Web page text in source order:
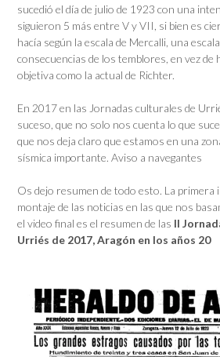
sucedió el día de julio de 1923 con una
siguieron 5 más entre V y VII, si bien es
hacía según la escala de Mercalli, una
consecuencias de los temblores, en vez de
objetiva como la actual de Richter.
En 2017 en las Jornadas culturales de
suceso, que no solo nos cuenta lo que
que nos deja claro que estamos en una
sísmica importante. Aviso a navegantes
Os dejo resumen de todo esto. La primera
montaje de las noticias en las que nos
el video final es el resumen de las II
Urriés de 2017, Aragón en los años 20